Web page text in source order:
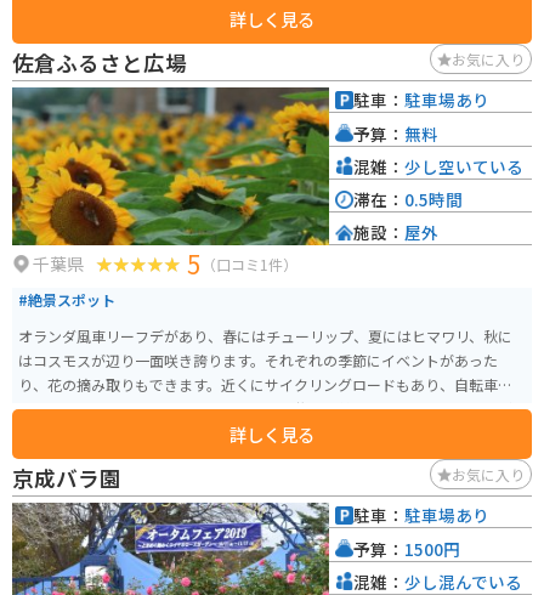
詳しく見る
佐倉ふるさと広場 お気に入り
千葉県 5 （口コミ1件）
#絶景スポット
オランダ風車リーフデがあり、春にはチューリップ、夏にはヒマワリ、秋に
はコスモスが辺り一面咲き誇ります。それぞれの季節にイベントがあった
り、花の摘み取りもできます。近くにサイクリングロードもあり、自転車で
来る人もたくさんいます。売店には近くの牧場の美味しいソフトクリームが
詳しく見る
駐車： 駐車場あり
予算： 無料
混雑： 少し空いている
滞在： 0.5時間
施設： 屋外
京成バラ園 お気に入り
駐車： 駐車場あり
予算： 1500円
混雑： 少し混んでいる